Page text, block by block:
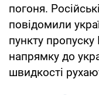
погоня.
повідомили
пункту пропуску
напрямку до
швидкості